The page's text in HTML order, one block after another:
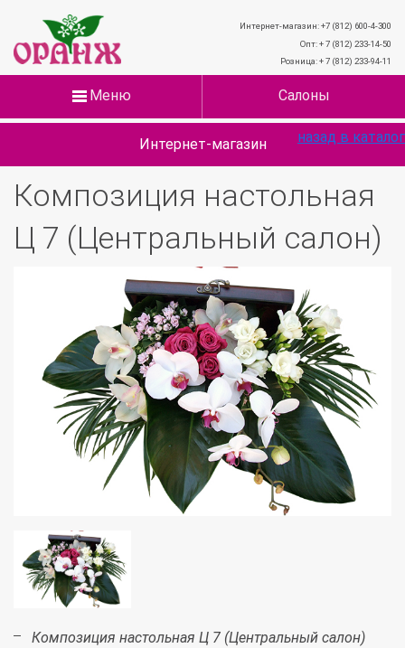
Интернет-магазин: +7 (812) 600-4-300
Опт: + 7 (812) 233-14-50
Розница: + 7 (812) 233-94-11
Меню Салоны
Интернет-магазин
Композиция настольная
Ц 7 (Центральный салон)
назад в каталог
Композиция настольная Ц 7 (Центральный салон)